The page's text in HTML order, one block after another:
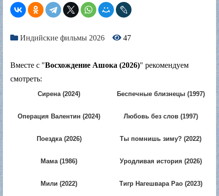
Индийские фильмы 2026 47
Вместе с "Восхождение Ашока (2026)" рекомендуем
смотреть:
Сирена (2024) Беспечные близнецы (1997)
Операция Валентин (2024) Любовь без слов (1997)
Поездка (2026) Ты помнишь зиму? (2022)
Мама (1986) Уродливая история (2026)
Мили (2022) Тигр Нагешвара Рао (2023)